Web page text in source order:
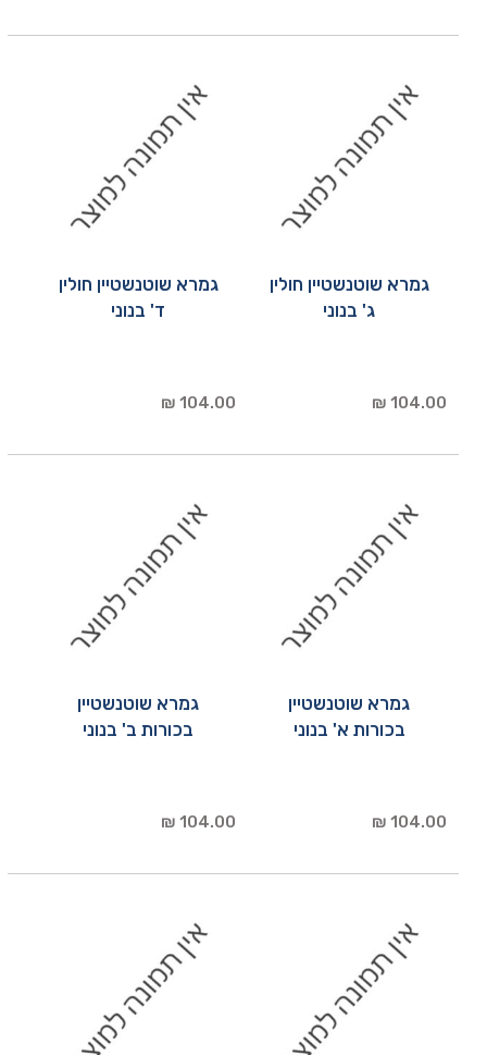
גמרא שוטנשטיין חולין
ג' בנוני
104.00 ₪
גמרא שוטנשטיין חולין
ד' בנוני
104.00 ₪
גמרא שוטנשטיין
בכורות א' בנוני
104.00 ₪
גמרא שוטנשטיין
בכורות ב' בנוני
104.00 ₪